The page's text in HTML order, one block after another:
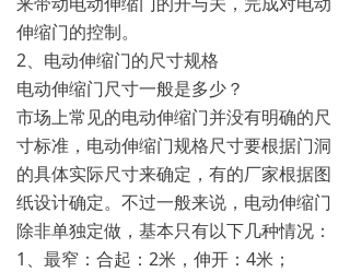
伸缩门的控制。
2、电动伸缩门的尺寸规格
电动伸缩门尺寸一般是多少？
市场上常见的电动伸缩门并没有明确的尺
寸标准，电动伸缩门规格尺寸要根据门洞
的具体实际尺寸来确定，有的厂家根据图
纸设计确定。不过一般来说，电动伸缩门
除非单独定做，基本只有以下几种情况：
1、最窄：合起：2米，伸开：4米；